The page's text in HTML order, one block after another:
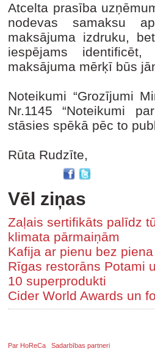
Atcelta prasība
nodevas samaksu
maksājuma izdruku,
iespējams
maksājuma mērķī būs
Noteikumi “Grozījumi
Nr.1145 “Noteikumi
stāsies spēkā pēc to
Rūta Rudzīte,
Vēl ziņas
Zaļais sertifikāts palīdz
klimata pārmaiņām
Kafija ar pienu bez piena
Rīgas restorāns Potami
10 superprodukti
Cider World Awards un
Par HoReCa
Sadarbības partneri